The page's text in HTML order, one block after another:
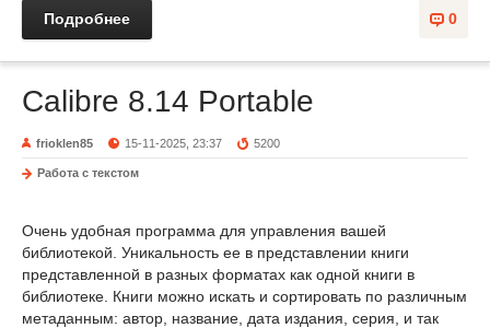
0
Подробнее
Calibre 8.14 Portable
frioklen85 15-11-2025, 23:37 5200
Работа с текстом
Очень удобная программа для управления вашей
библиотекой. Уникальность ее в представлении книги
представленной в разных форматах как одной книги в
библиотеке. Книги можно искать и сортировать по различным
метаданным: автор, название, дата издания, серия, и так